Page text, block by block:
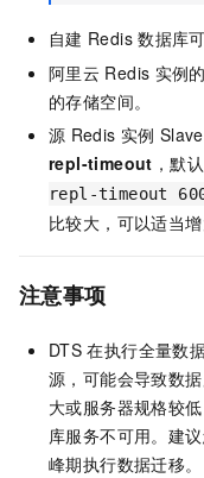
自建 Redis 数据库
阿里云 Redis 实例
的存储空间。
源 Redis 实例 Slave
repl-timeout ，默
repl-timeout
比较大，可以适当
注意事项
DTS 在执行全量数
源，可能会导致数
大或服务器规格较
库服务不可用。建
峰期执行数据迁移。